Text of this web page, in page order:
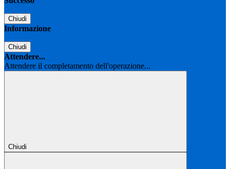
Chiudi
Informazione
Chiudi
Attendere...
Attendere il completamento dell'operazione...
Chiudi